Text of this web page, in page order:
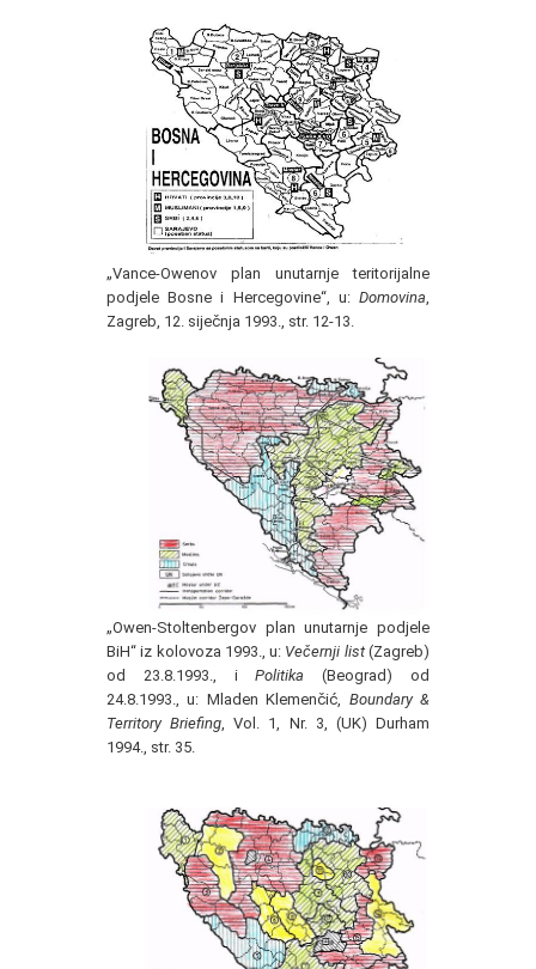
„Vance-Owenov plan unutarnje teritorijalne
podjele Bosne i Hercegovine“, u: Domovina
Zagreb, 12. siječnja 1993., str. 12-13.
„Owen-Stoltenbergov plan unutarnje podjele
BiH“ iz kolovoza 1993., u: Večernji list(Zagreb)
od 23.8.1993., iPolitika (Beograd) od
24.8.1993., u: Mladen Klemenčić, Boundary &
Territory Briefing, Vol. 1, Nr. 3, (UK) Durham
1994., str. 35.